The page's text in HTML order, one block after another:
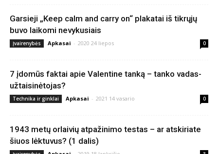
Garsieji „Keep calm and carry on“ plakatai iš tikrųjų
buvo laikomi nevykusiais
Įvairenybės Apkasai - 2020 24 liepos 0
7 įdomūs faktai apie Valentine tanką – tanko vadas-
užtaisinėtojas?
Technika ir ginklai Apkasai - 2021 14 vasario 0
1943 metų orlaivių atpažinimo testas – ar atskiriate
šiuos lėktuvus? (1 dalis)